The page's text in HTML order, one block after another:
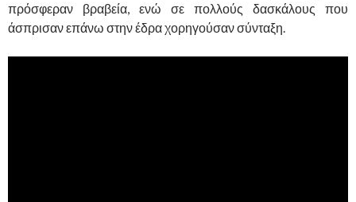
πρόσφεραν βραβεία, ενώ σε πολλούς δασκάλους που
άσπρισαν επάνω στην έδρα χορηγούσαν σύνταξη.